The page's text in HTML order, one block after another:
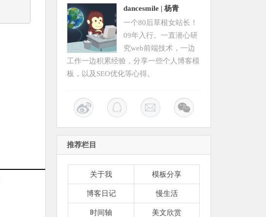
dancesmile | 杨青
一个80后草根女站长！
09年入行。一直潜心研
究web前端技术，一边
工作一边积累经验，分享一些个人博客模
板，以及SEO优化等心得。
推荐栏目
关于我 模板分享
博客日记 慢生活
时间轴 美文欣赏